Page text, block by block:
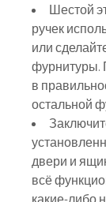
Шестой
ручек
или
фурнитуры.
в
остальной
двери и
всё